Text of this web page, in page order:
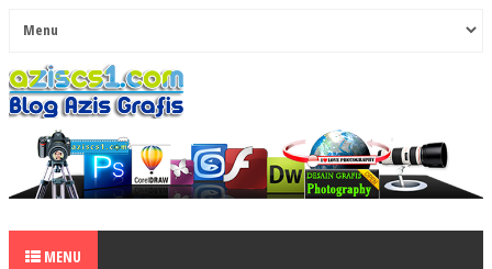
MENU